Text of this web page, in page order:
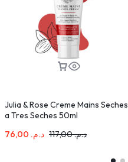
Julia & Rose Creme Mains Seches
a Tres Seches 50ml
د.م.
د.م.117,00